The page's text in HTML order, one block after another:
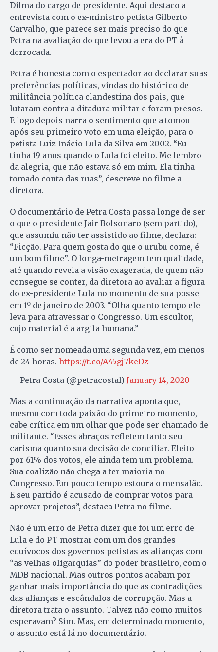
Dilma do cargo de presidente. Aqui destaco a
entrevista com o ex-ministro petista Gilberto
Carvalho, que parece ser mais preciso do que
Petra na avaliação do que levou a era do PT à
derrocada.
Petra é honesta com o espectador ao declarar suas
preferências políticas, vindas do histórico de
militância política clandestina dos pais, que
lutaram contra a ditadura militar e foram presos.
E logo depois narra o sentimento que a tomou
após seu primeiro voto em uma eleição, para o
petista Luiz Inácio Lula da Silva em 2002. “Eu
tinha 19 anos quando o Lula foi eleito. Me lembro
da alegria, que não estava só em mim. Ela tinha
tomado conta das ruas”, descreve no filme a
diretora.
O documentário de Petra Costa passa longe de ser
o que o presidente Jair Bolsonaro (sem partido),
que assumiu não ter assistido ao filme, declara:
“Ficção. Para quem gosta do que o urubu come, é
um bom filme”. O longa-metragem tem qualidade,
até quando revela a visão exagerada, de quem não
consegue se conter, da diretora ao avaliar a figura
do ex-presidente Lula no momento de sua posse,
em 1º de janeiro de 2003. “Olha quanto tempo ele
leva para atravessar o Congresso. Um escultor,
cujo material é a argila humana.”
É como ser nomeada uma segunda vez, em menos
de 24 horas. https://t.co/A45gj7keDz
— Petra Costa (@petracostal) January 14, 2020
Mas a continuação da narrativa aponta que,
mesmo com toda paixão do primeiro momento,
cabe crítica em um olhar que pode ser chamado de
militante. “Esses abraços refletem tanto seu
carisma quanto sua decisão de conciliar. Eleito
por 61% dos votos, ele ainda tem um problema.
Sua coalizão não chega a ter maioria no
Congresso. Em pouco tempo estoura o mensalão.
E seu partido é acusado de comprar votos para
aprovar projetos”, destaca Petra no filme.
Não é um erro de Petra dizer que foi um erro de
Lula e do PT mostrar com um dos grandes
equívocos dos governos petistas as alianças com
“as velhas oligarquias” do poder brasileiro, com o
MDB nacional. Mas outros pontos acabam por
ganhar mais importância do que as contradições
das alianças e escândalos de corrupção. Mas a
diretora trata o assunto. Talvez não como muitos
esperavam? Sim. Mas, em determinado momento,
o assunto está lá no documentário.